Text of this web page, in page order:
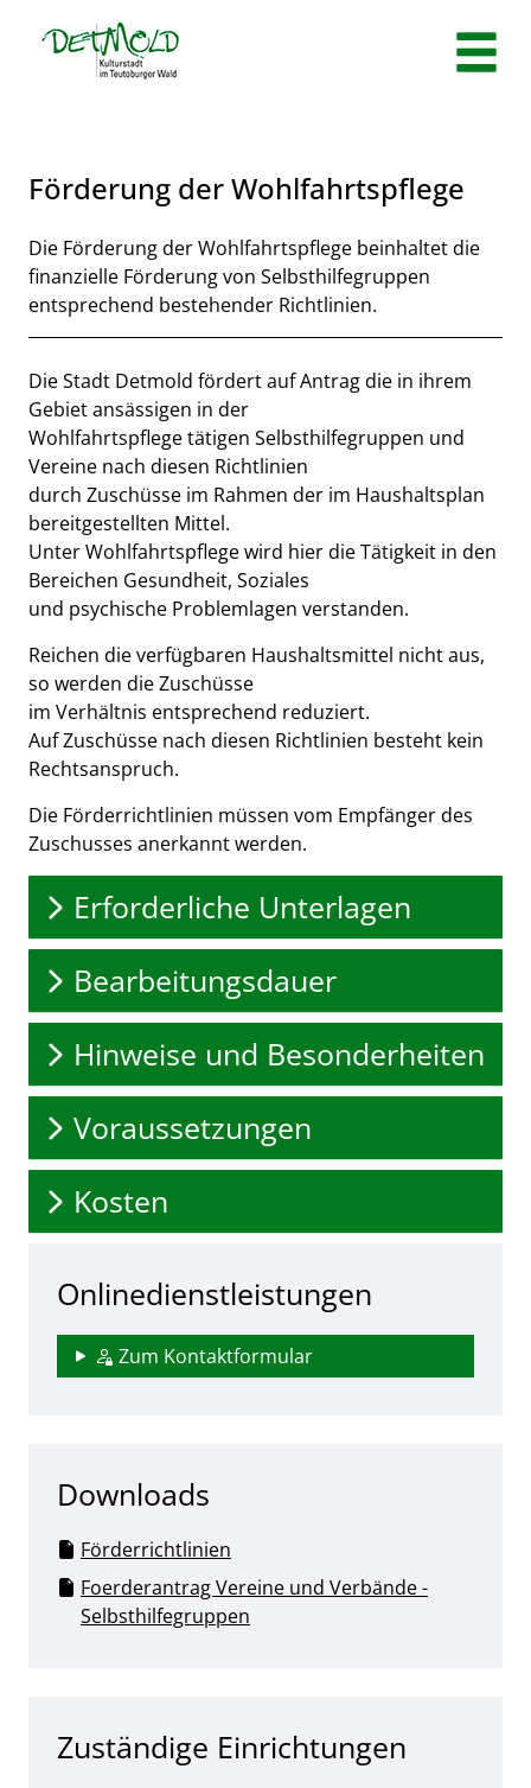
Zum Hauptinhalt springen
Förderung der Wohlfahrtspflege
Kurzbeschreibung
Die Förderung der Wohlfahrtspflege beinhaltet die
finanzielle Förderung von Selbsthilfegruppen
entsprechend bestehender Richtlinien.
Beschreibung
Die Stadt Detmold fördert auf Antrag die in ihrem
Gebiet ansässigen in der
Wohlfahrtspflege tätigen Selbsthilfegruppen und
Vereine nach diesen Richtlinien
durch Zuschüsse im Rahmen der im Haushaltsplan
bereitgestellten Mittel.
Unter Wohlfahrtspflege wird hier die Tätigkeit in den
Bereichen Gesundheit, Soziales
und psychische Problemlagen verstanden.
Reichen die verfügbaren Haushaltsmittel nicht aus,
so werden die Zuschüsse
im Verhältnis entsprechend reduziert.
Auf Zuschüsse nach diesen Richtlinien besteht kein
Rechtsanspruch.
Die Förderrichtlinien müssen vom Empfänger des
Zuschusses anerkannt werden.
Erforderliche Unterlagen
Bearbeitungsdauer
Hinweise und Besonderheiten
Voraussetzungen
Kosten
Onlinedienstleistungen
Zum Kontaktformular
Downloads
Förderrichtlinien
Foerderantrag Vereine und Verbände -
Selbsthilfegruppen
Zuständige Einrichtungen